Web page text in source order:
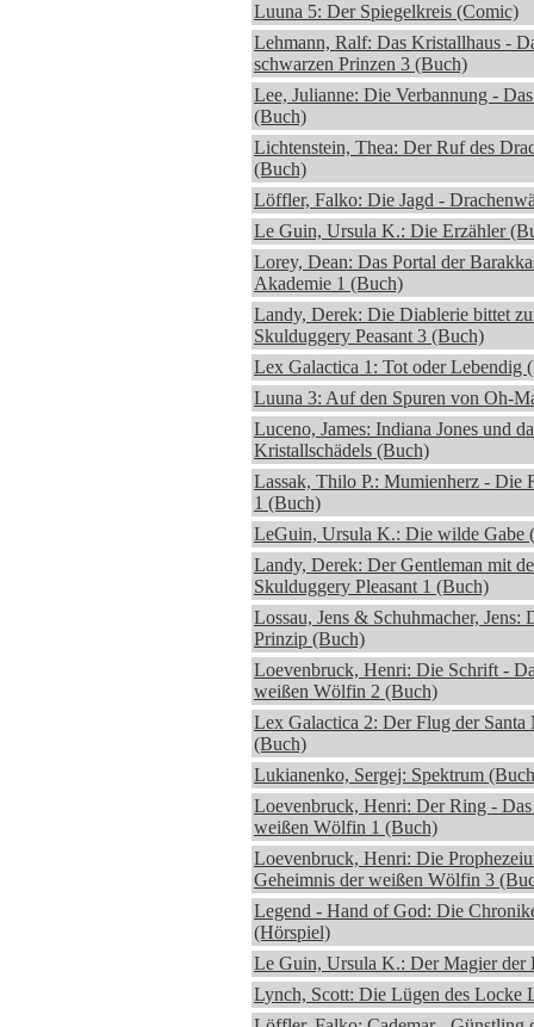
Luuna 5: Der Spiegelkreis (Comic)
Lehmann, Ralf: Das Kristallhaus -
schwarzen Prinzen 3 (Buch)
Lee, Julianne: Die Verbannung -
(Buch)
Lichtenstein, Thea: Der Ruf des
(Buch)
Löffler, Falko: Die Jagd -
Le Guin, Ursula K.: Die Erzähler
Lorey, Dean: Das Portal der
Akademie 1 (Buch)
Landy, Derek: Die Diablerie bittet
Skulduggery Peasant 3 (Buch)
Lex Galactica 1: Tot oder Lebendig
Luuna 3: Auf den Spuren von Oh-
Luceno, James: Indiana Jones und
Kristallschädels (Buch)
Lassak, Thilo P.: Mumienherz - Die
1 (Buch)
LeGuin, Ursula K.: Die wilde Gabe
Landy, Derek: Der Gentleman mit
Skulduggery Pleasant 1 (Buch)
Lossau, Jens & Schuhmacher, Jens:
Prinzip (Buch)
Loevenbruck, Henri: Die Schrift -
weißen Wölfin 2 (Buch)
Lex Galactica 2: Der Flug der
(Buch)
Lukianenko, Sergej: Spektrum
Loevenbruck, Henri: Der Ring -
weißen Wölfin 1 (Buch)
Loevenbruck, Henri: Die
Geheimnis der weißen Wölfin 3
Legend - Hand of God: Die
(Hörspiel)
Le Guin, Ursula K.: Der Magier der
Lynch, Scott: Die Lügen des Locke